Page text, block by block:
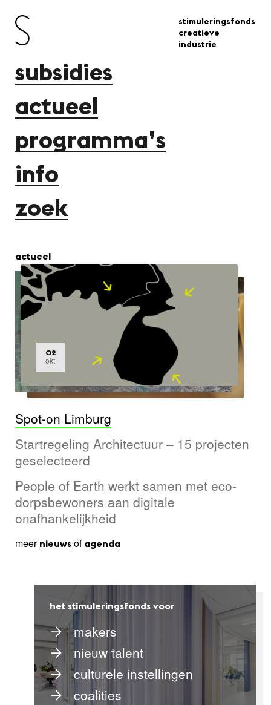
stimuleringsfonds
creatieve
industrie
subsidies
actueel
programma’s
info
zoek
actueel
02
okt
Spot-on Limburg
Startregeling Architectuur – 15 projecten
geselecteerd
People of Earth werkt samen met eco-
dorpsbewoners aan digitale
onafhankelijkheid
meer nieuws of agenda
het stimuleringsfonds voor
makers
nieuw talent
culturele instellingen
coalities